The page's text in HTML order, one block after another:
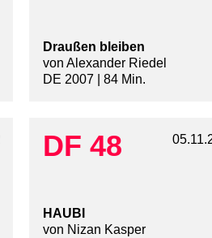
Draußen bleiben
von Alexander Riedel
DE 2007 | 84 Min.
DF 48
HAUBI
von Nizan Kasper